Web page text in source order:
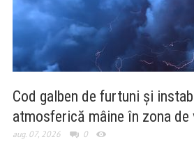
Cod galben de furtuni și
atmosferică mâine în zona de
aug. 07, 2026 0